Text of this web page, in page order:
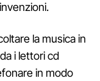
la musica in
i lettori cd
in modo